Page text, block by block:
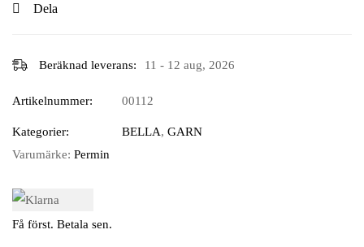
Dela
Beräknad leverans: 11 - 12 aug, 2026
Artikelnummer: 00112
Kategorier: BELLA, GARN
Varumärke: Permin
Få först. Betala sen.